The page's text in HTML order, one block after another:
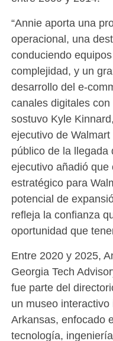
“Annie aporta una
operacional, una
conduciendo
complejidad, y un
desarrollo del e-
canales digitales
sostuvo Kyle
ejecutivo de
público de la llegada
ejecutivo añadió
estratégico para
potencial de
refleja la confianza
oportunidad que
Entre 2020 y 2025,
Georgia Tech
fue parte del
un museo
Arkansas, enfocado
tecnología,